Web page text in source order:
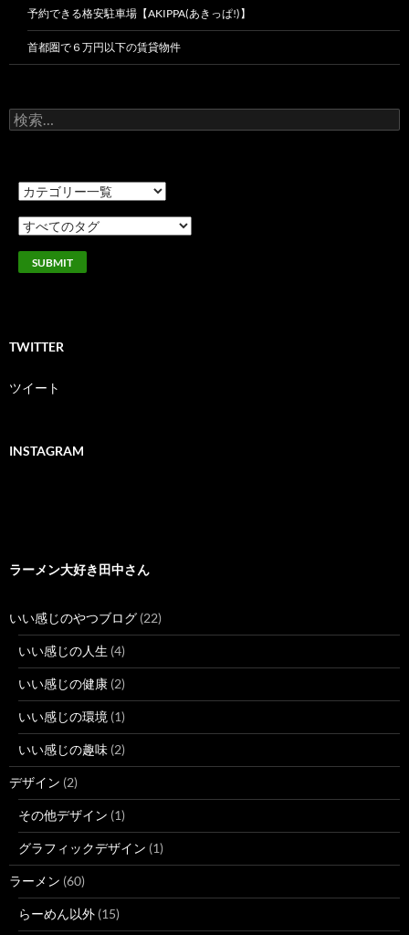
予約できる格安駐車場【AKIPPA(あきっぱ!)】
首都圏で６万円以下の賃貸物件
検
索:
TWITTER
ツイート
INSTAGRAM
ラーメン大好き田中さん
いい感じのやつブログ (22)
いい感じの人生 (4)
いい感じの健康 (2)
いい感じの環境 (1)
いい感じの趣味 (2)
デザイン (2)
その他デザイン (1)
グラフィックデザイン (1)
ラーメン (60)
らーめん以外 (15)